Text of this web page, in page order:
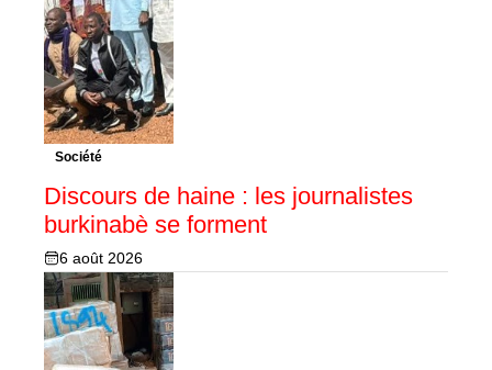
Société
Discours de haine : les journalistes
burkinabè se forment
6 août 2026